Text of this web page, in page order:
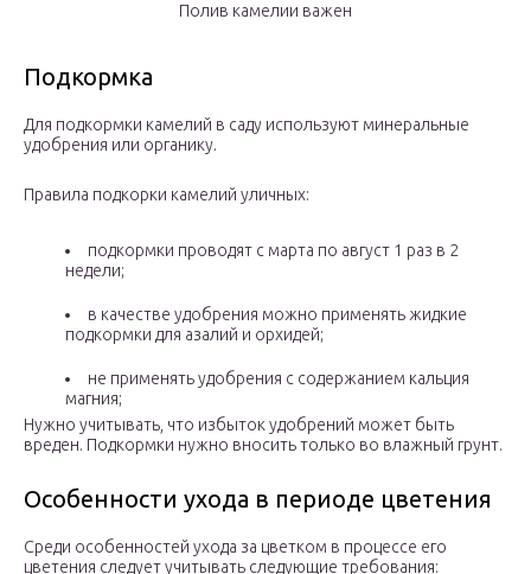
Полив камелии важен
Подкормка
Для подкормки камелий в саду используют минеральные
удобрения или органику.
Правила подкорки камелий уличных:
подкормки проводят с марта по август 1 раз в 2
недели;
в качестве удобрения можно применять жидкие
подкормки для азалий и орхидей;
не применять удобрения с содержанием кальция
магния;
Нужно учитывать, что избыток удобрений может быть
вреден. Подкормки нужно вносить только во влажный грунт.
Особенности ухода в периоде цветения
Среди особенностей ухода за цветком в процессе его
цветения следует учитывать следующие требования: